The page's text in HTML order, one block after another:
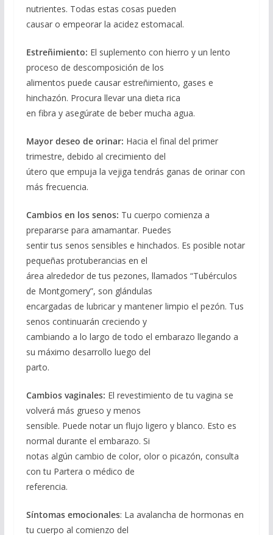
nutrientes. Todas estas cosas pueden
causar o empeorar la acidez estomacal.
Estreñimiento: El suplemento con hierro y un lento
proceso de descomposición de los
alimentos puede causar estreñimiento, gases e
hinchazón. Procura llevar una dieta rica
en fibra y asegúrate de beber mucha agua.
Mayor deseo de orinar: Hacia el final del primer
trimestre, debido al crecimiento del
útero que empuja la vejiga tendrás ganas de orinar con
más frecuencia.
Cambios en los senos: Tu cuerpo comienza a
prepararse para amamantar. Puedes
sentir tus senos sensibles e hinchados. Es posible notar
pequeñas protuberancias en el
área alrededor de tus pezones, llamados “Tubérculos
de Montgomery”, son glándulas
encargadas de lubricar y mantener limpio el pezón. Tus
senos continuarán creciendo y
cambiando a lo largo de todo el embarazo llegando a
su máximo desarrollo luego del
parto.
Cambios vaginales: El revestimiento de tu vagina se
volverá más grueso y menos
sensible. Puede notar un flujo ligero y blanco. Esto es
normal durante el embarazo. Si
notas algún cambio de color, olor o picazón, consulta
con tu Partera o médico de
referencia.
Síntomas emocionales: La avalancha de hormonas en
tu cuerpo al comienzo del